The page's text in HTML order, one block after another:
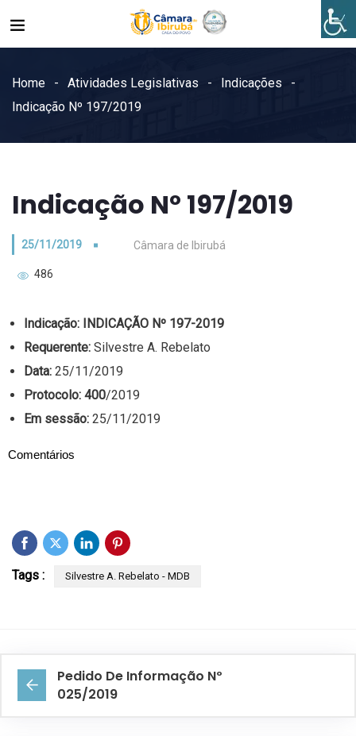
Home Atividades Legislativas
Indicações
Indicação Nº 197/2019
Indicação Nº 197/2019
25/11/2019 Câmara de Ibirubá
486
Indicação:
INDICAÇÃO Nº 197-2019
Requerente: Silvestre A. Rebelato
Data: 25/11/2019
Protocolo: 400/2019
Em sessão: 25/11/2019
Comentários
Tags : Silvestre A. Rebelato - MDB
Pedido De Informação Nº
025/2019